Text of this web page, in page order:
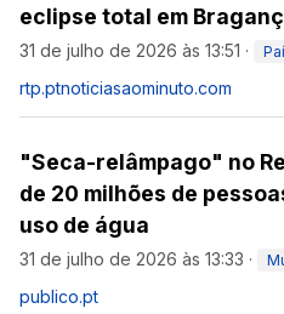
eclipse total em
31 de julho de 2026 às 13:51 ·
rtp.ptnoticiasaominuto.com
"Seca-relâmpago" no
de 20 milhões de
uso de água
31 de julho de 2026 às 13:33 ·
publico.pt